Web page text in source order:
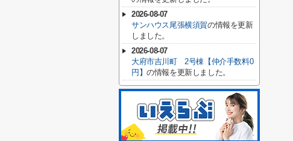
2026-08-07
サンハウス尾張横須賀の情報を更新
しました。
2026-08-07
大府市吉川町 2号棟【仲介手数料0
円】の情報を更新しました。